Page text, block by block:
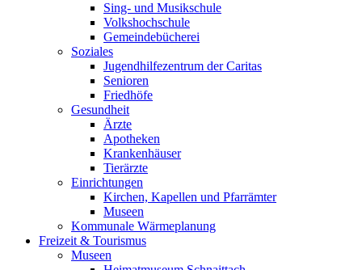
Sing- und Musikschule
Volkshochschule
Gemeindebücherei
Soziales
Jugendhilfezentrum der Caritas
Senioren
Friedhöfe
Gesundheit
Ärzte
Apotheken
Krankenhäuser
Tierärzte
Einrichtungen
Kirchen, Kapellen und Pfarrämter
Museen
Kommunale Wärmeplanung
Freizeit & Tourismus
Museen